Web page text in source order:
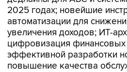
2025 годах; новейшие
автоматизации для
увеличения доходов; ИТ-
цифровизация финансовых
эффективной разработки
повышение качества